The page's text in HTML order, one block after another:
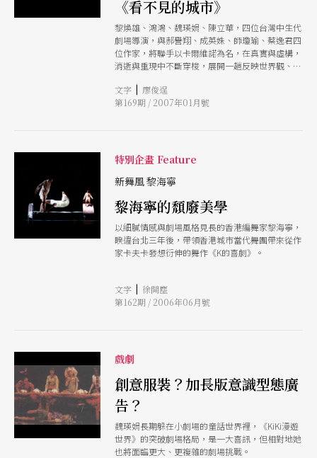
《看不見的城市》
黎煥雄、鴻鴻、魏瑛娟、陳立華，四位台灣中生代
劇場導演，與郝譽翔、成英姝、師瓊瑜、蔡逸君四
位作家，將聯手以卡爾維諾為名，在真實與虛構，
消逝與重現中不斷穿梭，展開一趟反映世界觀、隱
冒險之旅。
文字 | 廖俊逞
第169期 / 2007年01月號
特別企畫 Feature
新舞風 黎海寧
黎海寧的頹廢美學
以細膩情感與劇場風格見長的香港編舞家黎海寧，
睽違台北三年後，帶領香港城市當代舞團帶來從作
家卡夫卡發想衍伸的舞作《K的喜劇》。
文字 | 徐開塵
第162期 / 2006年06月號
戲劇
創意服裝？加長版意識型態廣
告？
魏瑛娟長期躲在小劇場的童話世界裡，《KiKi漫遊
世界》的突破劇場格局，是一大喜訊，但相對地她
也將面臨更大、更複雜的劇場挑戰。